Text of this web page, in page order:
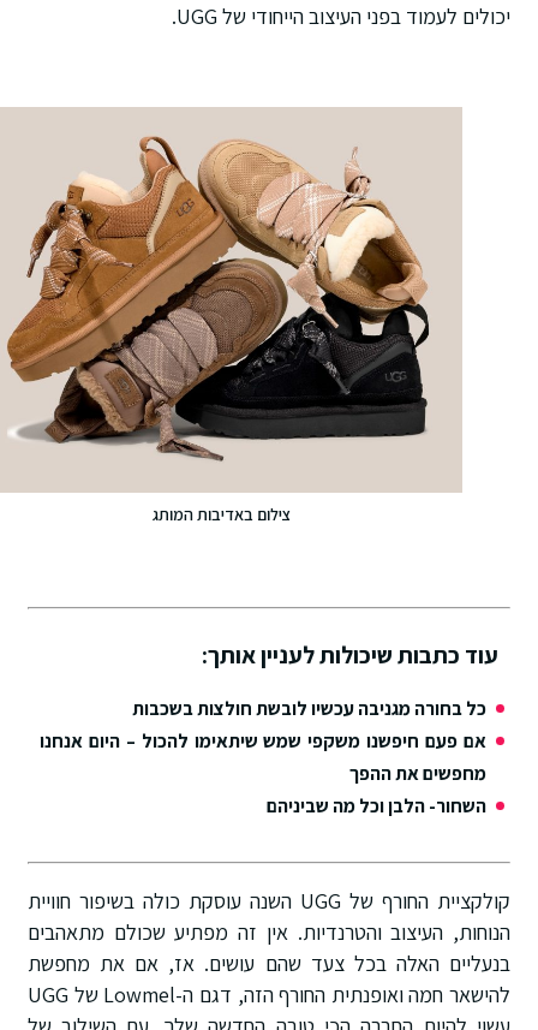
יכולים לעמוד בפני העיצוב הייחודי של UGG.
צילום באדיבות המותג
עוד כתבות שיכולות לעניין אותך:
כל בחורה מגניבה עכשיו לובשת חולצות בשכבות
אם פעם חיפשנו משקפי שמש שיתאימו להכול – היום אנחנו
מחפשים את ההפך
השחור- הלבן וכל מה שביניהם
קולקציית החורף של UGG השנה עוסקת כולה בשיפור חוויית
הנוחות, העיצוב והטרנדיות. אין זה מפתיע שכולם מתאהבים
בנעליים האלה בכל צעד שהם עושים. אז, אם את מחפשת
להישאר חמה ואופנתית החורף הזה, דגם ה-Lowmel של UGG